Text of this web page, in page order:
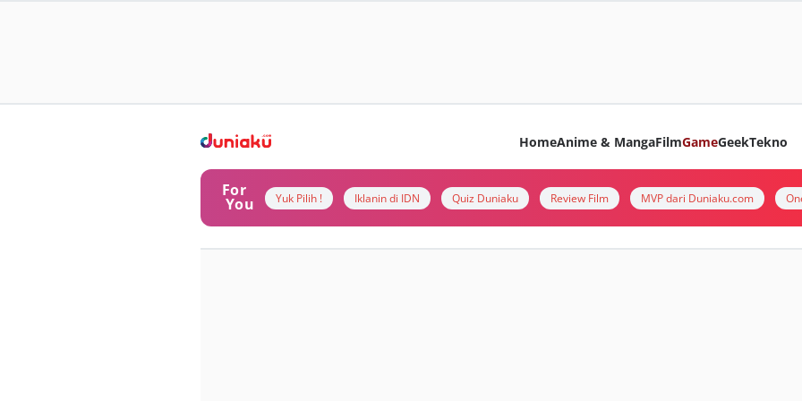
HomeAnime & MangaFilmGameGeekTekno
For
You Yuk Pilih ! Iklanin di IDN Quiz Duniaku Review Film MVP dari Duniaku.com